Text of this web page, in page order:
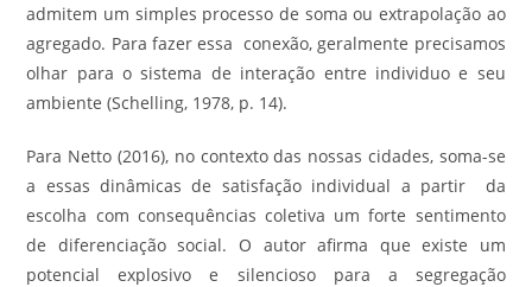
admitem um simples processo de soma ou extrapolação ao
agregado. Para fazer essa conexão, geralmente precisamos
olhar para o sistema de interação entre individuo e seu
ambiente (Schelling, 1978, p. 14).
Para Netto (2016), no contexto das nossas cidades, soma-se
a essas dinâmicas de satisfação individual a partir da
escolha com consequências coletiva um forte sentimento
de diferenciação social. O autor afirma que existe um
potencial explosivo e silencioso para a segregação